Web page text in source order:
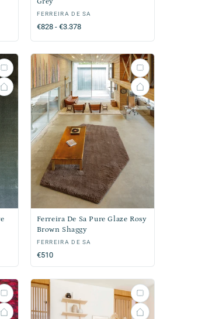
Verkoper:
FERREIRA DE SA
Normale
€828 - €3.378
Ferreira De Sa Pure Glaze Rosy
Brown Shaggy
Verkoper:
FERREIRA DE SA
Normale
prijs
€510